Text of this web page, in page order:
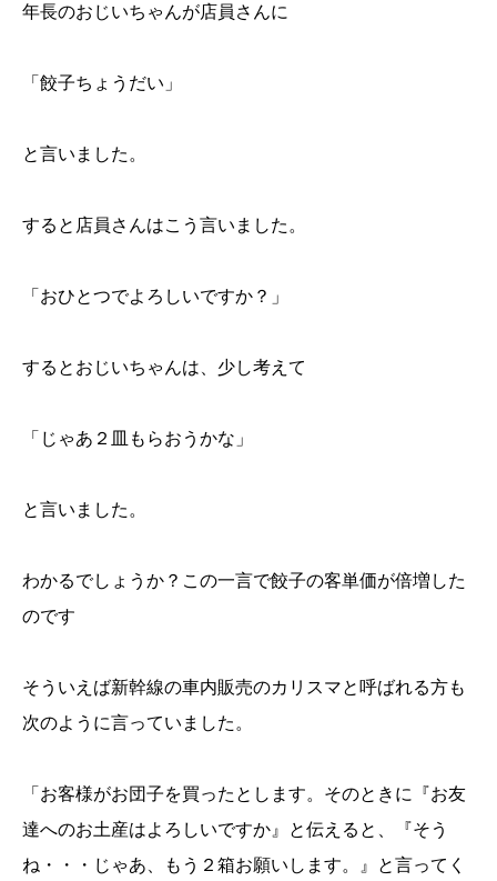
年長のおじいちゃんが店員さんに
「餃子ちょうだい」
と言いました。
すると店員さんはこう言いました。
「おひとつでよろしいですか？」
するとおじいちゃんは、少し考えて
「じゃあ２皿もらおうかな」
と言いました。
わかるでしょうか？この一言で餃子の客単価が倍増した
のです
そういえば新幹線の車内販売のカリスマと呼ばれる方も
次のように言っていました。
「お客様がお団子を買ったとします。そのときに『お友
達へのお土産はよろしいですか』と伝えると、『そう
ね・・・じゃあ、もう２箱お願いします。』と言ってく